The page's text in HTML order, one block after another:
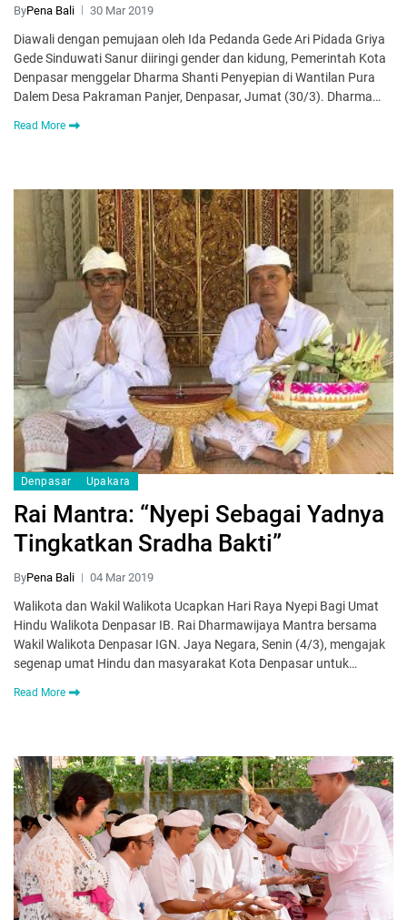
ByPena Bali 30 Mar 2019
Diawali dengan pemujaan oleh Ida Pedanda Gede Ari Pidada Griya
Gede Sinduwati Sanur diiringi gender dan kidung, Pemerintah Kota
Denpasar menggelar Dharma Shanti Penyepian di Wantilan Pura
Dalem Desa Pakraman Panjer, Denpasar, Jumat (30/3). Dharma…
Read More
Denpasar Upakara
Rai Mantra: “Nyepi Sebagai Yadnya
Tingkatkan Sradha Bakti”
ByPena Bali 04 Mar 2019
Walikota dan Wakil Walikota Ucapkan Hari Raya Nyepi Bagi Umat
Hindu Walikota Denpasar IB. Rai Dharmawijaya Mantra bersama
Wakil Walikota Denpasar IGN. Jaya Negara, Senin (4/3), mengajak
segenap umat Hindu dan masyarakat Kota Denpasar untuk…
Read More